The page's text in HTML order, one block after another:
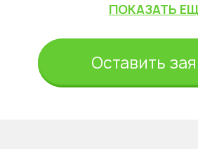
ПОКАЗАТЬ
Оставить